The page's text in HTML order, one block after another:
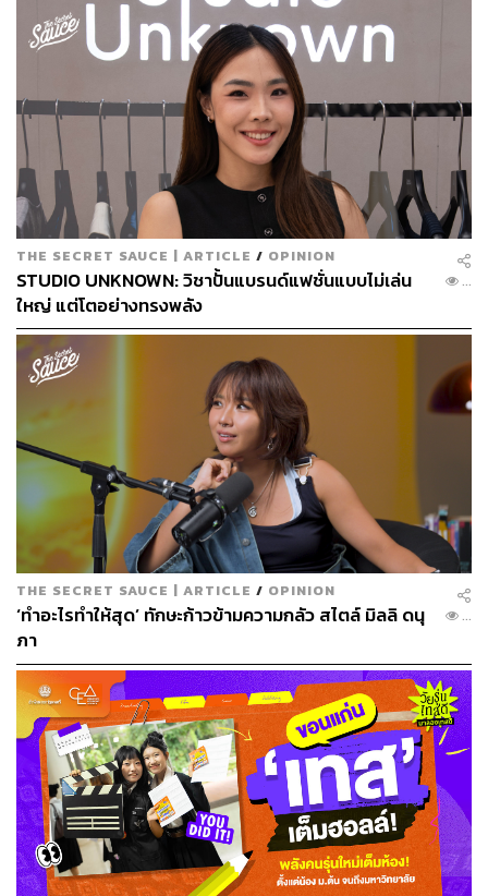
ติดตามรายละเอียดอื่นๆ เพิ่มเติมที่
saucesummit2024-khonkaen
Sauce
TAGS: ขอนแก่น บดินทร์ เสรีโยธิน
The Secret Sauce
ณิชกานต์ พัฒนพีระเดช
ภูริต ภิรมย์ภักดี
สุรเดช ทวีแสงสกุลไทย
สินีนุช โกกนุทาภรณ์
The Secret Sauce Summit
The Secret Sauce Summit 2024 ขอนแก่น
ดร.วิทย์ สิทธิเวคิน
ดร.ธนัย ชรินทร์สาร
เคน-นครินทร์ วนกิจไพบูลย์
มัณฑิตา จินดา
LOADING...
ABOUT THE AUTHOR
THE STANDARD TEAM
กองบรรณาธิการ THE STANDARD
THE SECRET SAUCE | ARTICLE / OPINION
STUDIO UNKNOWN: วิชาปั้นแบรนด์แฟชั่นแบบไม่เล่น
ใหญ่ แต่โตอย่างทรงพลัง
...
THE SECRET SAUCE | ARTICLE / OPINION
‘ทำอะไรทำให้สุด’ ทักษะก้าวข้ามความกลัว สไตล์ มิลลิ ดนุ
ภา
...